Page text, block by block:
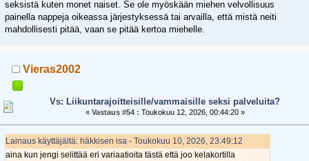
seksistä kuten monet naiset. Se ole myöskään miehen velvollisuus
painella nappeja oikeassa järjestyksessä tai arvailla, että mistä neiti
mahdollisesti pitää, vaan se pitää kertoa miehelle.
Vieras2002
Vs: Liikuntarajoitteisille/vammaisille seksi palveluita?
« Vastaus #54 : Toukokuu 12, 2026, 00:44:20 »
Lainaus käyttäjältä: häkkisen isa - Toukokuu 10, 2026, 23:49:12
aina kun jengi selittää eri variaatioita tästä että joo kelakortilla